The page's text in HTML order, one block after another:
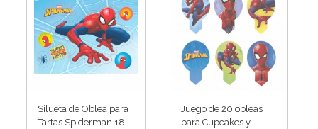
Silueta de Oblea para
Tartas Spiderman 18
Juego de 20 obleas
para Cupcakes y